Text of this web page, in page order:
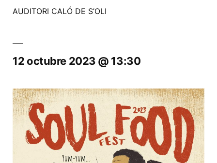
AUDITORI CALÓ DE S’OLI
12 octubre 2023 @ 13:30